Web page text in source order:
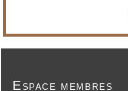
Espace membres